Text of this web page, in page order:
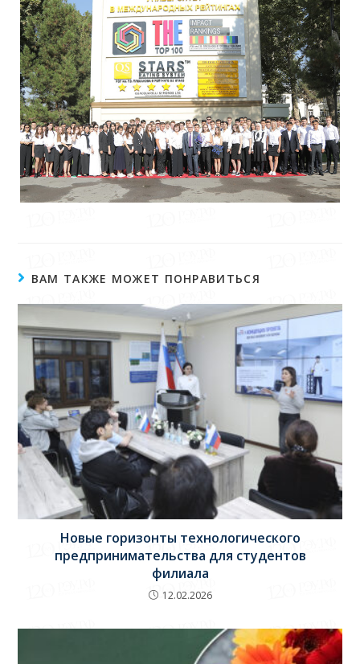
ВАМ ТАКЖЕ МОЖЕТ ПОНРАВИТЬСЯ
Новые горизонты технологического
предпринимательства для студентов
филиала
12.02.2026